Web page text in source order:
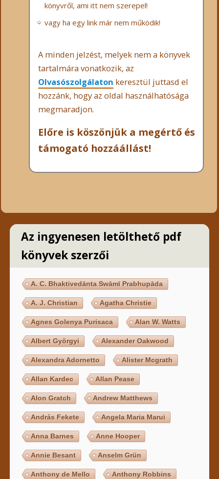
könyvről, ami itt nem szerepel!
vagy ha egy link már nem működik!
A minden jelzést, melyek nem a könyvek
tartalmára vonatkozik, az
Olvasószolgálaton keresztül juttasd el
hozzánk, hogy az oldal használhatósága
megmaradjon.
Előre is köszönjük a megértő és
támogató hozzáállást!
Az ingyenesen letölthető pdf
könyvek szerzői
A. C. Bhaktivedānta Swāmī Prabhupāda
A. J. Christian Agatha Christie
Agnes Golenya Purisaca Alan W. Watts
Albert Györgyi Alexander Oakwood
Alexandra Adornetto Alister Mcgrath
Allan Kardec Allan Pease
Alon Gratch Andrew Matthews
András Fekete Angela Maria Marui
Anna Barnes Anne Hooper
Annie Besant Anselm Grün
Anthony de Mello Anthony Robbins